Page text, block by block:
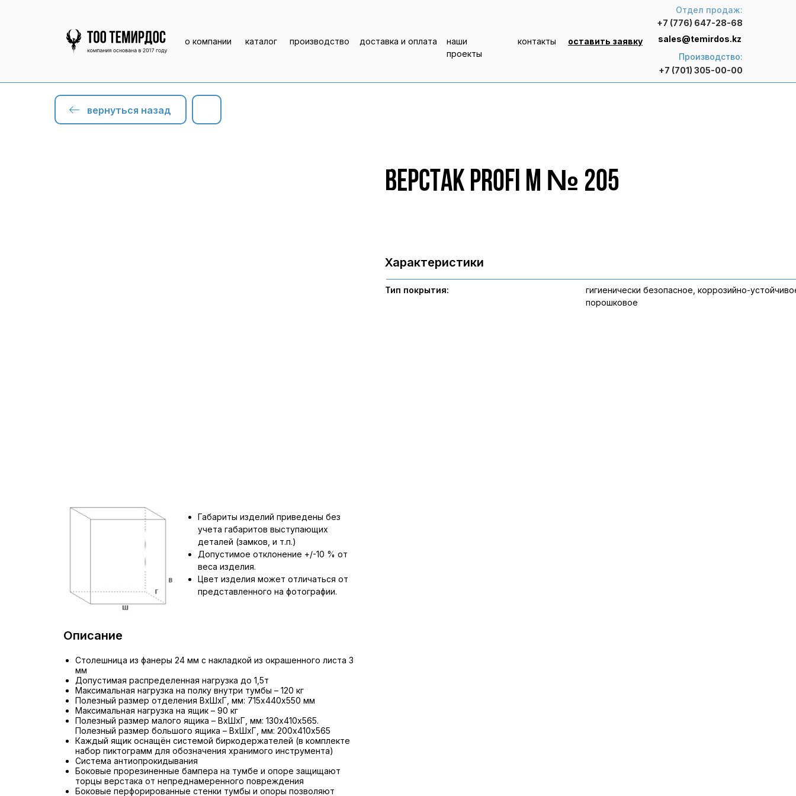
контакты оставить заявку
наши
проекты
производство доставка и оплата
каталог
о компании
Отдел продаж:
+7 (776) 647-28-68
Производство:
+7 (701) 305-00-00
sales@temirdos.kz
вернуться назад
Верстак Profi M № 205
Описание
Столешница из фанеры 24 мм с накладкой из окрашенного листа 3
мм
Допустимая распределенная нагрузка до 1,5т
Максимальная нагрузка на полку внутри тумбы – 120 кг
Полезный размер отделения ВхШхГ, мм: 715х440х550 мм
Максимальная нагрузка на ящик – 90 кг
Полезный размер малого ящика – ВхШхГ, мм: 130х410х565.
Полезный размер большого ящика – ВхШхГ, мм: 200х410х565
Каждый ящик оснащён системой биркодержателей (в комплекте
набор пиктограмм для обозначения хранимого инструмента)
Система антиопрокидывания
Боковые прорезиненные бампера на тумбе и опоре защищают
торцы верстака от непреднамеренного повреждения
Боковые перфорированные стенки тумбы и опоры позволяют
Габариты изделий приведены без
учета габаритов выступающих
деталей (замков, и т.п.)
Допустимое отклонение +/-10 % от
веса изделия.
Цвет изделия может отличаться от
представленного на фотографии.
Характеристики
гигиенически безопасное, коррозийно-
порошковое
Тип покрытия: